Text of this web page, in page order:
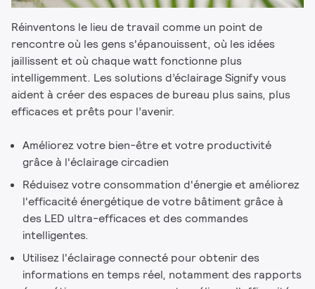
Réinventons le lieu de travail comme un point de
rencontre où les gens s'épanouissent, où les idées
jaillissent et où chaque watt fonctionne plus
intelligemment. Les solutions d’éclairage Signify vous
aident à créer des espaces de bureau plus sains, plus
efficaces et prêts pour l’avenir.
Améliorez votre bien-être et votre productivité
grâce à l'éclairage circadien
Réduisez votre consommation d'énergie et améliorez
l'efficacité énergétique de votre bâtiment grâce à
des LED ultra-efficaces et des commandes
intelligentes.
Utilisez l'éclairage connecté pour obtenir des
informations en temps réel, notamment des rapports